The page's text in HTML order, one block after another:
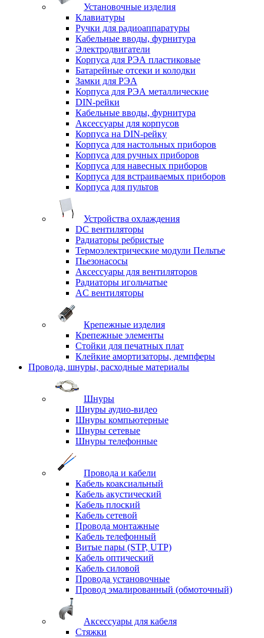
Установочные изделия
Клавиатуры
Ручки для радиоаппаратуры
Кабельные вводы, фурнитура
Электродвигатели
Корпуса для РЭА пластиковые
Батарейные отсеки и колодки
Замки для РЭА
Корпуса для РЭА металлические
DIN-рейки
Кабельные вводы, фурнитура
Аксессуары для корпусов
Корпуса на DIN-рейку
Корпуса для настольных приборов
Корпуса для ручных приборов
Корпуса для навесных приборов
Корпуса для встраиваемых приборов
Корпуса для пультов
Устройства охлаждения
DC вентиляторы
Радиаторы ребристые
Термоэлектрические модули Пельтье
Пьезонасосы
Аксессуары для вентиляторов
Радиаторы игольчатые
AC вентиляторы
Крепежные изделия
Крепежные элементы
Стойки для печатных плат
Клейкие амортизаторы, демпферы
Провода, шнуры, расходные материалы
Шнуры
Шнуры аудио-видео
Шнуры компьютерные
Шнуры сетевые
Шнуры телефонные
Провода и кабели
Кабель коаксиальный
Кабель акустический
Кабель плоский
Кабель сетевой
Провода монтажные
Кабель телефонный
Витые пары (STP, UTP)
Кабель оптический
Кабель силовой
Провода установочные
Провод эмалированный (обмоточный)
Аксессуары для кабеля
Стяжки